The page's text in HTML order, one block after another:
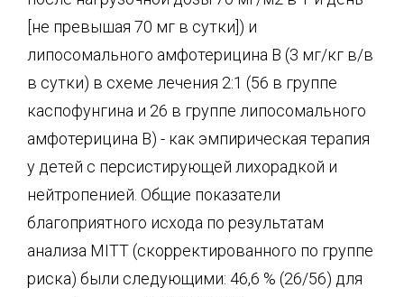
[не превышая 70 мг в сутки]) и
липосомального амфотерицина В (3 мг/кг в/в
в сутки) в схеме лечения 2:1 (56 в группе
каспофунгина и 26 в группе липосомального
амфотерицина В) - как эмпирическая терапия
у детей с персистирующей лихорадкой и
нейтропенией. Общие показатели
благоприятного исхода по результатам
анализа MITT (скорректированного по группе
риска) были следующими: 46,6 % (26/56) для